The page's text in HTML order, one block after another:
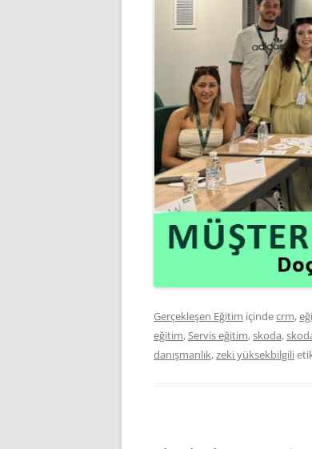
Gerçekleşen Eğitim içindecrm,
eğitim,Servis eğitim,skoda,
danışmanlık,zeki yüksekbilgili